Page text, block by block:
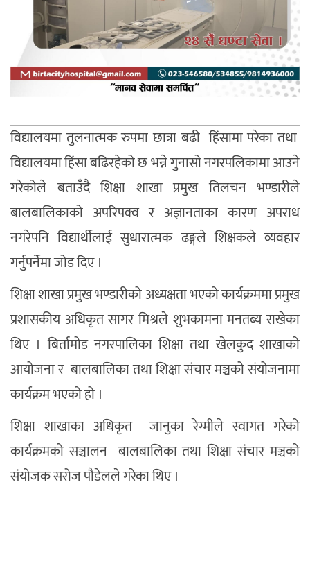
विद्यालयमा तुलनात्मक रुपमा छात्रा बढी हिंसामा परेका तथा
विद्यालयमा हिंसा बढिरहेको छ भन्ने गुनासो नगरपलिकामा आउने
गरेकोले बताउँदै शिक्षा शाखा प्रमुख तिलचन भण्डारीले
बालबालिकाको अपरिपक्व र अज्ञानताका कारण अपराध
नगरेपनि विद्यार्थीलाई सुधारात्मक ढङ्गले शिक्षकले व्यवहार
गर्नुपर्नेमा जोड दिए ।
शिक्षा शाखा प्रमुख भण्डारीको अध्यक्षता भएको कार्यक्रममा प्रमुख
प्रशासकीय अधिकृत सागर मिश्रले शुभकामना मनतब्य राखेका
थिए । बिर्तामोड नगरपालिका शिक्षा तथा खेलकुद शाखाको
आयोजना र बालबालिका तथा शिक्षा संचार मञ्चको संयोजनामा
कार्यक्रम भएको हो ।
शिक्षा शाखाका अधिकृत जानुका रेग्मीले स्वागत गरेको
कार्यक्रमको सञ्चालन बालबालिका तथा शिक्षा संचार मञ्चको
संयोजक सरोज पौडेलले गरेका थिए ।